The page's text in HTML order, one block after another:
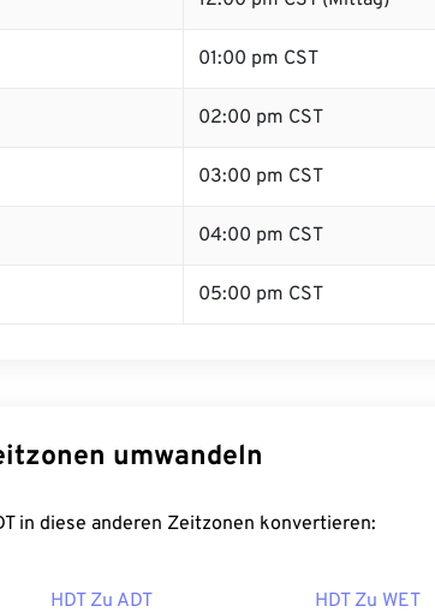
01:00 pm CST
02:00 pm CST
03:00 pm CST
04:00 pm CST
05:00 pm CST
umwandeln
in diese anderen Zeitzonen konvertieren:
HDT Zu ADT HDT Zu WET